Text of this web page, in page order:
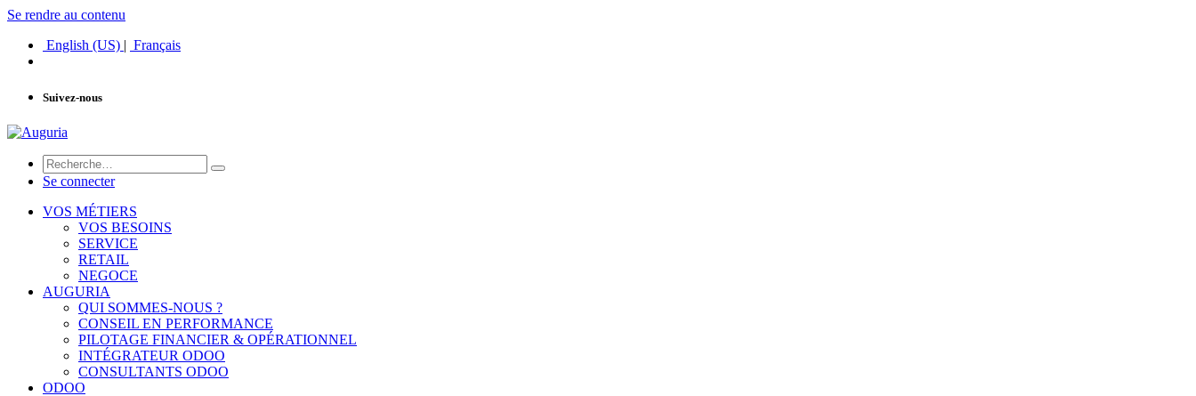
Se rendre au contenu
English (US) | Français
Suivez-nous
Se connecter
VOS MÉTIERS
VOS BESOINS
SERVICE
RETAIL
NEGOCE
AUGURIA
QUI SOMMES-NOUS ?
CONSEIL EN PERFORMANCE
PILOTAGE FINANCIER & OPÉRATIONNEL
INTÉGRATEUR ODOO
CONSULTANTS ODOO
ODOO